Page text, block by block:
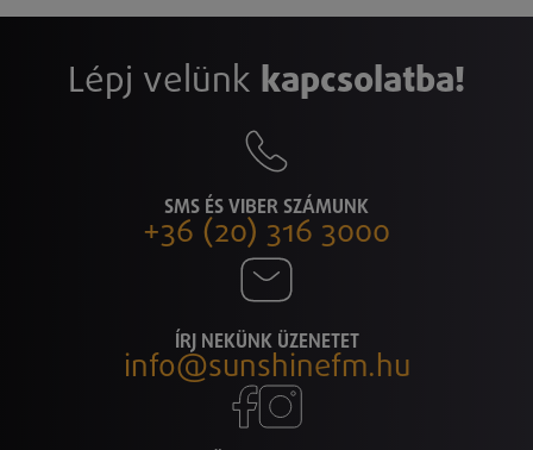
Lépj velünk kapcsolatba!
SMS ÉS VIBER SZÁMUNK
+36 (20) 316 3000
ÍRJ NEKÜNK ÜZENETET
info@sunshinefm.hu